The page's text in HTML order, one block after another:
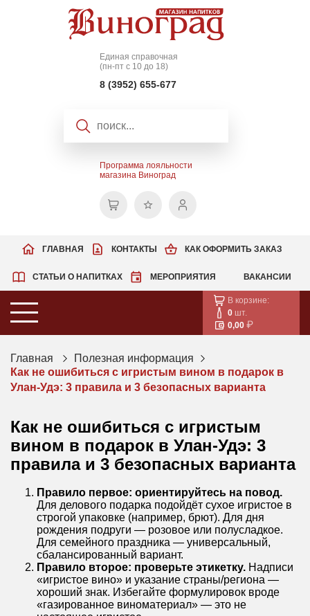
Единая справочная
(пн-пт с 10 до 18)
8 (3952) 655-677
Программа лояльности
магазина Виноград
КАК ОФОРМИТЬ ЗАКАЗ
СТАТЬИ О НАПИТКАХ МЕРОПРИЯТИЯ ВАКАНСИИ
ГЛАВНАЯ КОНТАКТЫ
В корзине:
0 шт.
0,00
Главная
Полезная информация
Как не ошибиться с игристым вином в подарок в
Улан-Удэ: 3 правила и 3 безопасных варианта
Как не ошибиться с игристым
вином в подарок в Улан-Удэ: 3
правила и 3 безопасных варианта
Правило первое: ориентируйтесь на повод.
Для делового подарка подойдёт сухое игристое в
строгой упаковке (например, брют). Для дня
рождения подруги — розовое или полусладкое.
Для семейного праздника — универсальный,
сбалансированный вариант.
Правило второе: проверьте этикетку. Надписи
«игристое вино» и указание страны/региона —
хороший знак. Избегайте формулировок вроде
«газированное виноматериал» — это не